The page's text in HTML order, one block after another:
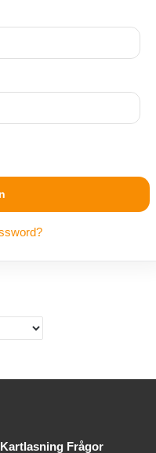
Kartlasning Frågor